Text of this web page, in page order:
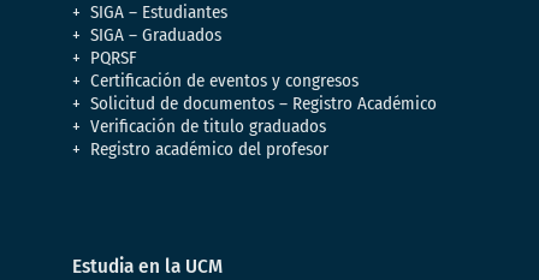
SIGA – Estudiantes
SIGA – Graduados
PQRSF
Certificación de eventos y congresos
Solicitud de documentos – Registro Académico
Verificación de titulo graduados
Registro académico del profesor
Estudia en la UCM